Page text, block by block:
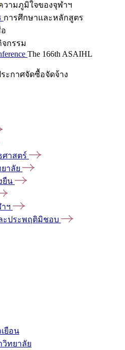
วามภูมิใจของจุฬาฯ
การศึกษาและหลักสูตร
กรรม
The 166th ASAIHL
ะกาศจัดซื้อจัดจ้าง
าสตร์
าลัย
ยืน
ฯ
ะประพฤติมิชอบ
ยือน
ทยาลัย